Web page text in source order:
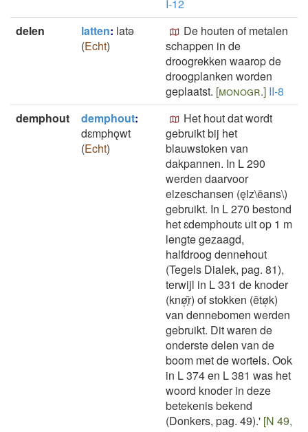
I-12
delen
latten: latǝ
(Echt)
De houten of metalen
schappen in de
droogrekken waarop de
droogplanken worden
geplaatst. [monogr.] II-8
demphout
demphout:
dɛmphǫwt
(Echt)
Het hout dat wordt
gebruikt bij het
blauwstoken van
dakpannen. In L 290
werden daarvoor
elzeschansen (ęlz\ēans\)
gebruikt. In L 270 bestond
het ɛdemphoutɛ uit op 1 m
lengte gezaagd,
halfdroog dennehout
(Tegels Dialek, pag. 81),
terwijl in L 331 de knoder
(knø̜̜̄̄r) of stokken (ētø̜k)
van dennebomen werden
gebruikt. Dit waren de
onderste delen van de
boom met de wortels. Ook
in L 374 en L 381 was het
woord knoder in deze
betekenis bekend
(Donkers, pag. 49).' [N 49,